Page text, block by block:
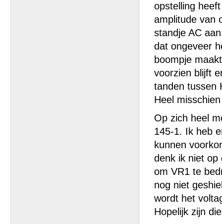
opstelling
amplitude van
standje AC
dat ongeveer
boompje
voorzien blijft
tanden tussen
Heel
Op zich heel
145-1. Ik heb
kunnen
denk ik niet op
om VR1 te
nog niet
wordt het
Hopelijk zijn